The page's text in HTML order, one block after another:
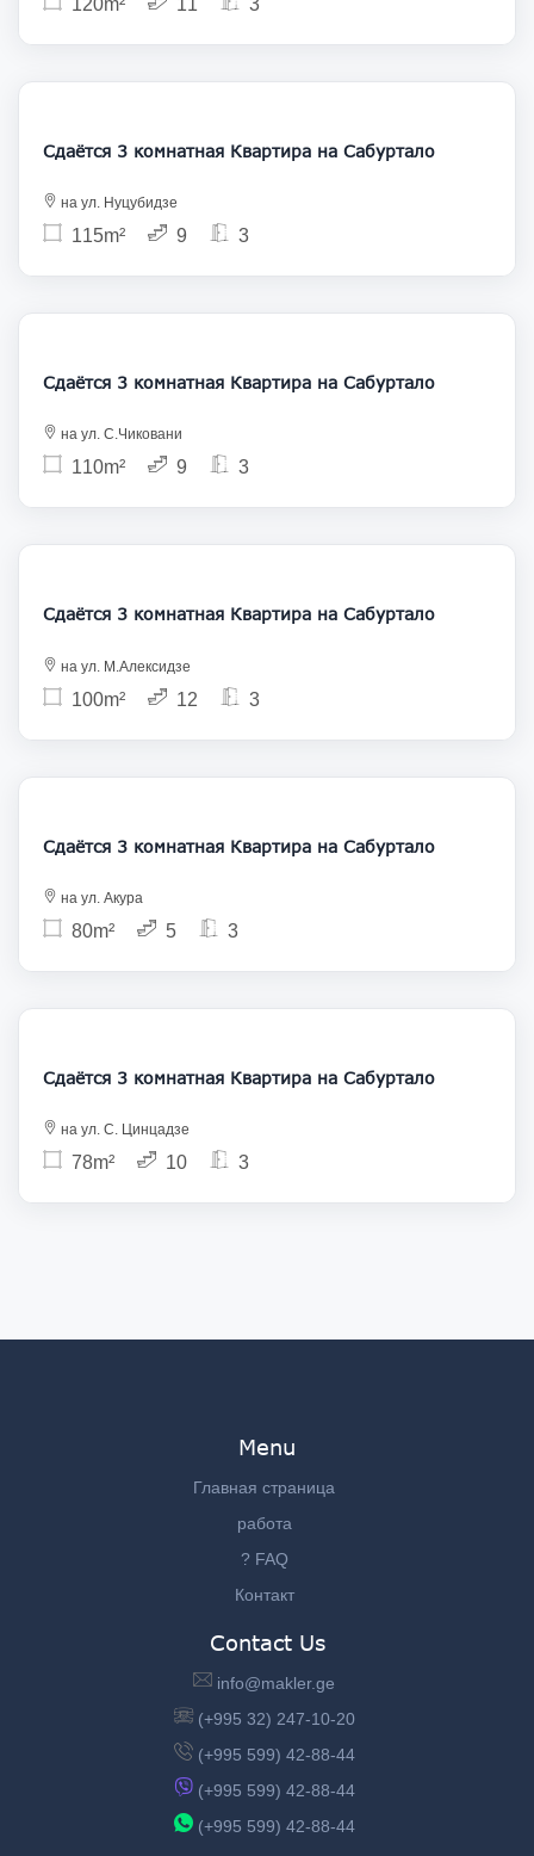
120m² 11 3
850
Сдаётся 3 комнатная Квартира на Сабуртало
на ул. Нуцубидзе
115m² 9 3
1 200
Сдаётся 3 комнатная Квартира на Сабуртало
на ул. С.Чиковани
110m² 9 3
950
Сдаётся 3 комнатная Квартира на Сабуртало
на ул. М.Алексидзе
100m² 12 3
1 100
Сдаётся 3 комнатная Квартира на Сабуртало
на ул. Акура
80m² 5 3
1 250
Сдаётся 3 комнатная Квартира на Сабуртало
на ул. С. Цинцадзе
78m² 10 3
Menu
Главная страница
работа
? FAQ
Контакт
Contact Us
info@makler.ge
(+995 32) 247-10-20
(+995 599) 42-88-44
(+995 599) 42-88-44
(+995 599) 42-88-44